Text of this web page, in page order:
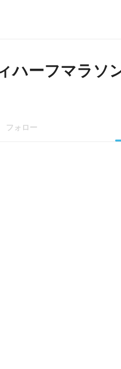
ハーフマラソ
フォロー